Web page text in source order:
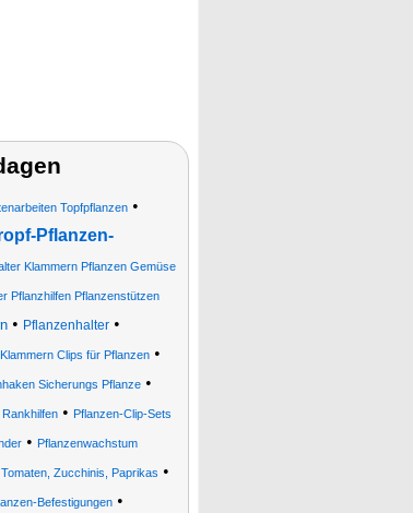
Topfpflanzen•
Pflanzen-
Klammern Pflanzen Gemüse
Pflanzhilfen Pflanzenstützen
• Pflanzenhalter•
Klammern Clips für Pflanzen•
Sicherungs Pflanze•
Rankhilfen• Pflanzen-Clip-Sets
• Pflanzenwachstum
Zucchinis, Paprikas •
Befestigungen•